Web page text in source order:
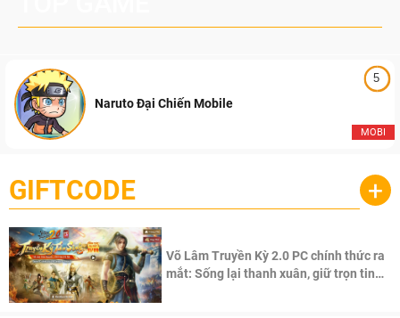
5
MOBI
Naruto Đại Chiến Mobile
GIFTCODE +
Võ Lâm Truyền Kỳ 2.0 PC chính thức ra
mắt: Sống lại thanh xuân, giữ trọn tinh